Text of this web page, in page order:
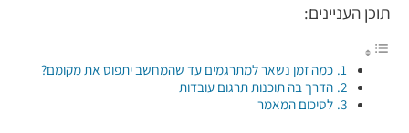
תוכן העניינים:
כמה זמן נשאר למתרגמים עד שהמחשב יתפוס את מקומם?
הדרך בה תוכנות תרגום עובדות
לסיכום המאמר